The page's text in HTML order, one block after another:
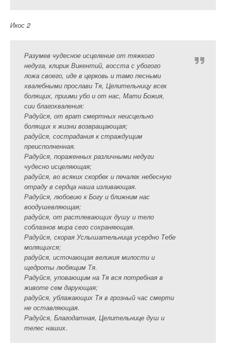
Икос 2
Разумев чудесное исцеление от тяжкого
недуга, клирик Викентий, восста с убогого
ложа своего, иде в церковь и тамо песньми
хвалебными прослави Тя, Целительницу всех
болящих, приими убо и от нас, Мати Божия,
сии благохваления:
Радуйся, от врат смертных неисцельно
болящих к жизни возвращающая;
радуйся, сострадания к страждущим
преисполненная.
Радуйся, пораженных различными недуги
чудесно исцеляющая;
радуйся, во всяких скорбех и печалех небесную
отраду в сердца наша изливающая.
Радуйся, любовию к Богу и ближним нас
воодушевляющая;
радуйся, от растлевающих душу и тело
соблазнов мира сего сохраняющая.
Радуйся, скорая Услышательница усердно Тебе
молящихся;
радуйся, источающая великия милости и
щедроты любящим Тя.
Радуйся, уповающим на Тя вся потребная в
животе сем дарующая;
радуйся, ублажающих Тя в грозный час смерти
не оставляющая.
Радуйся, Благодатная, Целительнице душ и
телес наших.